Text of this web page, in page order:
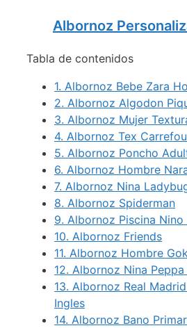
Albornoz
Tabla de contenidos
1. Albornoz Bebe Zara
2. Albornoz Algodon
3. Albornoz Mujer
4. Albornoz Tex
5. Albornoz Poncho
6. Albornoz Hombre
7. Albornoz Nina
8. Albornoz Spiderman
9. Albornoz Piscina
10. Albornoz Friends
11. Albornoz Hombre
12. Albornoz Nina Peppa
13. Albornoz Real
Ingles
14. Albornoz Bano